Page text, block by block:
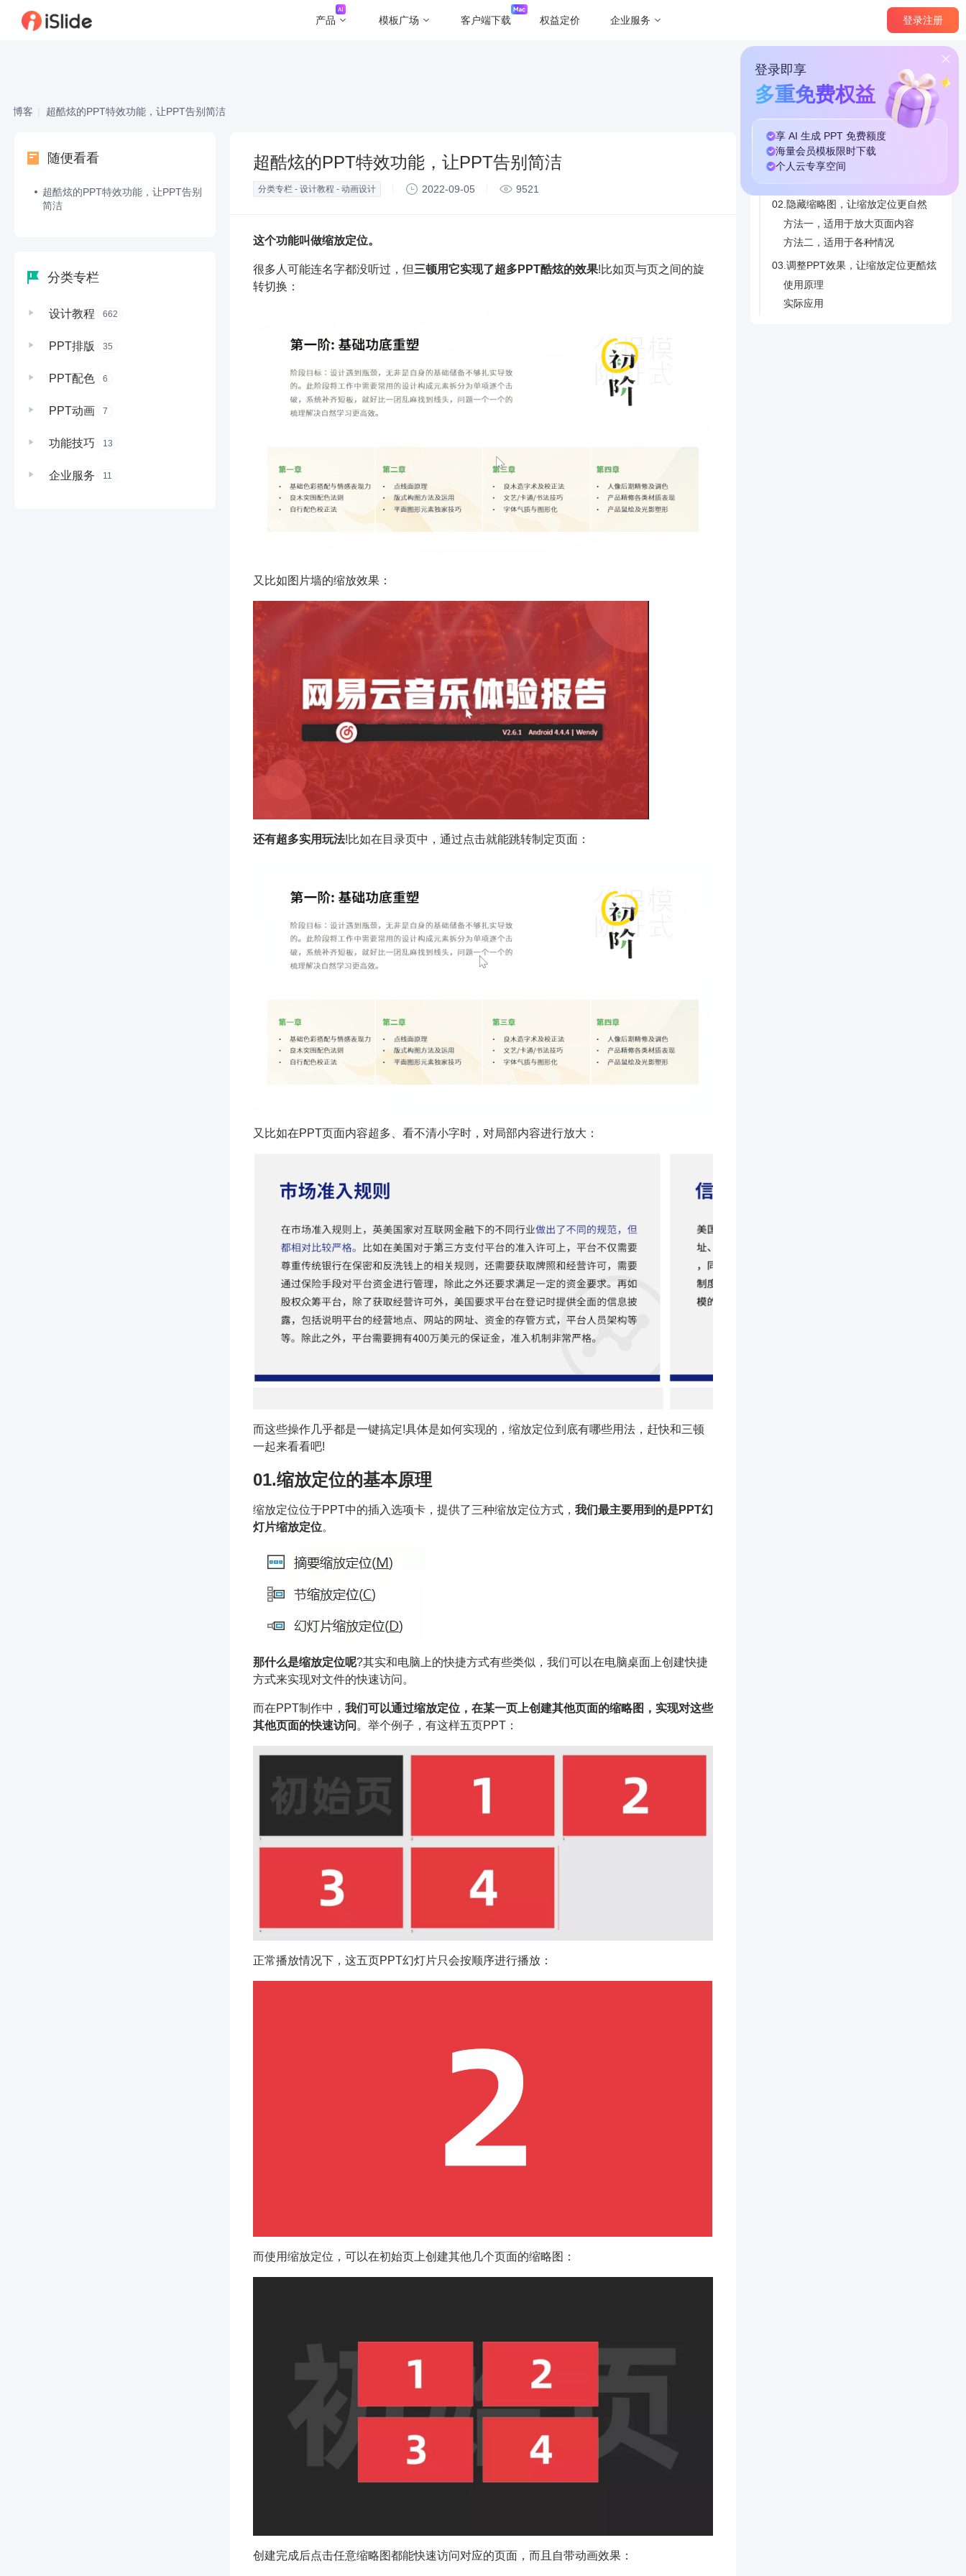
产品 模板广场 客户端下载 权益定价 企业服务 登录注册
登录即享
多重免费权益
享 AI 生成 PPT 免费额度
海量会员模板 限时下载
个人云专享空间
博客 超酷炫的PPT特效功能，让PPT告别简洁
随便看看
超酷炫的PPT特效功能，让PPT告别
简洁
分类专栏
设计教程 662
PPT排版 35
PPT配色 6
PPT动画 7
功能技巧 13
企业服务 11
超酷炫的PPT特效功能，让PPT告别简洁
分类专栏 - 设计教程 - 动画设计 2022-09-05 9521
这个功能叫做缩放定位。
很多人可能连名字都没听过，但三顿用它实现了超多PPT酷炫的效果!比如页与页之间的旋
转切换：
又比如图片墙的缩放效果：
还有超多实用玩法!比如在目录页中，通过点击就能跳转制定页面：
又比如在PPT页面内容超多、看不清小字时，对局部内容进行放大：
而这些操作几乎都是一键搞定!具体是如何实现的，缩放定位到底有哪些用法，赶快和三顿
一起来看看吧!
01.缩放定位的基本原理
缩放定位位于PPT中的插入选项卡，提供了三种缩放定位方式， 我们最主要用到的是PPT幻
灯片缩放定位。
那什么是缩放定位呢?其实和电脑上的快捷方式有些类似，我们可以在电脑桌面上创建快捷
方式来实现对文件的快速访问。
而在PPT制作中， 我们可以通过缩放定位，在某一页上创建其他页面的缩略图，实现对这些
其他页面的快速访问 。举个例子，有这样五页PPT：
正常播放情况下，这五页PPT幻灯片只会按顺序进行播放：
而使用缩放定位，可以在初始页上创建其他几个页面的缩略图：
创建完成后点击任意缩略图都能快速访问对应的页面，而且自带动画效果：
本篇目录
02.隐藏缩略图，让缩放定位更自然
方法一，适用于放大页面内容
方法二，适用于各种情况
03.调整PPT效果，让缩放定位更酷炫
使用原理
实际应用